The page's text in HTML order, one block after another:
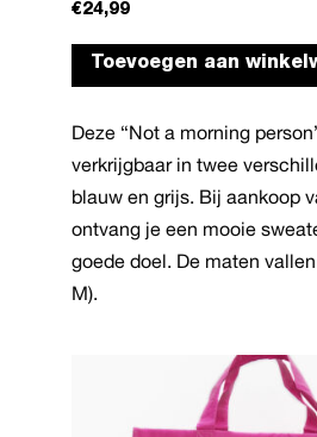
€24,99
Toevoegen aan
Deze “Not a morning
verkrijgbaar in twee
blauw en grijs. Bij aankoop
ontvang je een mooie
goede doel. De maten
M).